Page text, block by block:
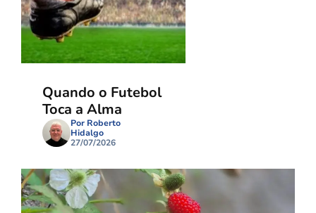
Quando o Futebol
Toca a Alma
Por Roberto
Hidalgo
27/07/2026